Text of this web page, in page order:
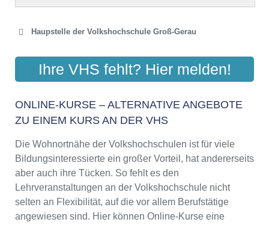
Haupstelle der Volkshochschule Groß-Gerau
KREISVOLKSHOCHSCHULE
GROSS-GERAU
Aktualisiert: August 2021
Ihre VHS fehlt? Hier melden!
ONLINE-KURSE – ALTERNATIVE ANGEBOTE
ZU EINEM KURS AN DER VHS
Die Wohnortnähe der Volkshochschulen ist für viele
Bildungsinteressierte ein großer Vorteil, hat andererseits
aber auch ihre Tücken. So fehlt es den
Lehrveranstaltungen an der Volkshochschule nicht
selten an Flexibilität, auf die vor allem Berufstätige
angewiesen sind. Hier können Online-Kurse eine